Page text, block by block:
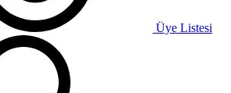
Üye Listesi